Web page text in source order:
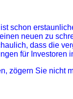
schon
neuen zu
dass die
für Investoren
zögern Sie nicht